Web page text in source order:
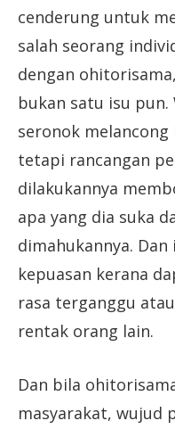
cenderung untuk
salah seorang
dengan
bukan satu isu
seronok
tetapi rancangan
dilakukannya
apa yang dia suka
dimahukannya.
kepuasan kerana
rasa terganggu
rentak orang lain.
Dan bila
masyarakat, wujud